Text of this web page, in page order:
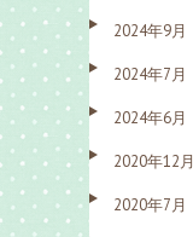
2024年9月
2024年7月
2024年6月
2020年12月
2020年7月